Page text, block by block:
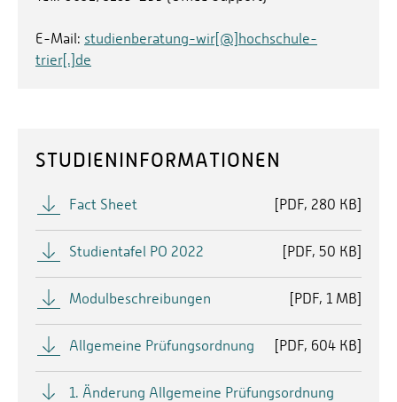
E-Mail: studienberatung-wir[@]hochschule-
trier[.]de
STUDIENINFORMATIONEN
Fact Sheet [PDF 280 KB]
Studientafel PO 2022 [PDF 50 KB]
Modulbeschreibungen [PDF 1 MB]
Allgemeine Prüfungsordnung [PDF 604 KB]
1. Änderung Allgemeine Prüfungsordnung